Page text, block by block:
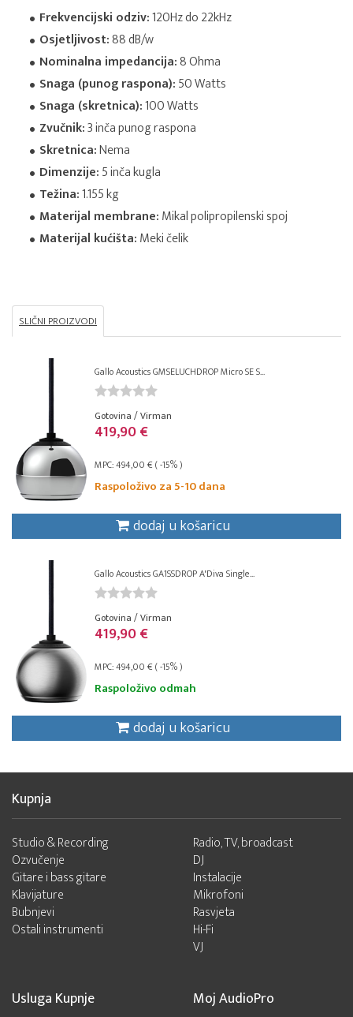
Frekvencijski odziv:120Hz do 22kHz
Osjetljivost:88 dB/w
Nominalna impedancija:8 Ohma
Snaga (punog raspona):50 Watts
Snaga (skretnica):100 Watts
Zvučnik:3 inča punog raspona
Skretnica:Nema
Dimenzije:5 inča kugla
Težina:1.155 kg
Materijal membrane:Mikal polipropilenski spoj
Materijal kućišta:Meki čelik
SLIČNI PROIZVODI
Gallo Acoustics GMSELUCHDROP Micro SE S...
Gotovina / Virman
419,90 €
MPC: 494,00 € ( -15% )
Raspoloživo za 5-10 dana
dodaj u košaricu
Gallo Acoustics GA1SSDROP A'Diva Single...
Gotovina / Virman
419,90 €
MPC: 494,00 € ( -15% )
Raspoloživo odmah
dodaj u košaricu
Kupnja
Studio & Recording
Ozvučenje
Gitare i bass gitare
Klavijature
Bubnjevi
Ostali instrumenti
Radio, TV, broadcast
DJ
Instalacije
Mikrofoni
Rasvjeta
Hi-Fi
VJ
Usluga Kupnje Moj AudioPro